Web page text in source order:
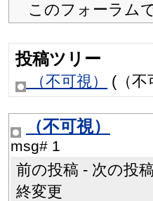
このフォーラム
投稿ツリー
（不可視） (（不
（不可視）
msg# 1
前の投稿 - 次の投
終変更